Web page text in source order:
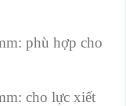
phù hợp cho
cho lực xiết